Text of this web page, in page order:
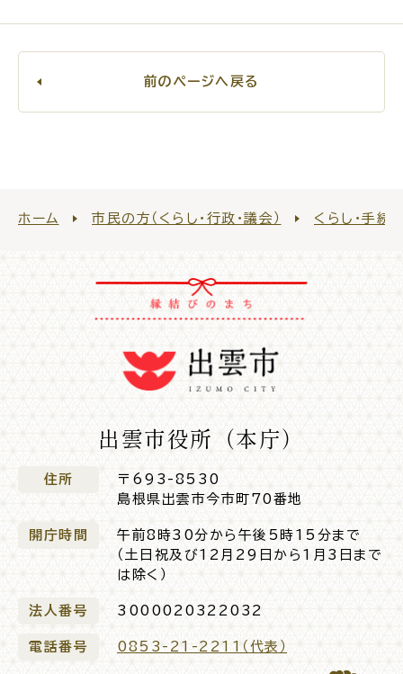
各種相談窓口 担当窓口
便利なサービス
くらしの便利情報
おたすけア
前のページへ戻る
ホーム 市民の方（くらし・行政・議会） くらし・手続
出雲市役所（本庁）
住所
〒693-8530
島根県出雲市今市町70番地
開庁時間
午前8時30分から午後5時15分まで
（土日祝及び12月29日から1月3日まで
は除く）
法人番号 3000020322032
電話番号 0853-21-2211（代表）